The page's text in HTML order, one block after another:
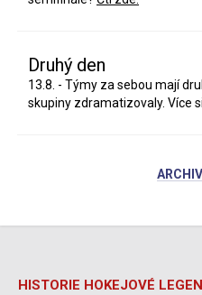
Druhý den
13.8. - Týmy za sebou mají
skupiny zdramatizovaly. Více
HISTORIE HOKEJOVÉ